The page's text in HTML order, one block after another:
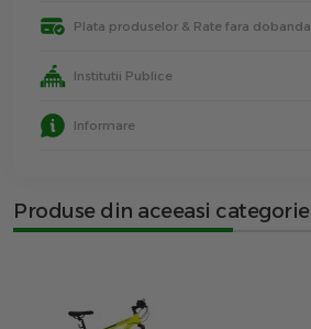
Plata produselor & Rate fara dobanda
Institutii Publice
Informare
Produse din aceeasi categorie